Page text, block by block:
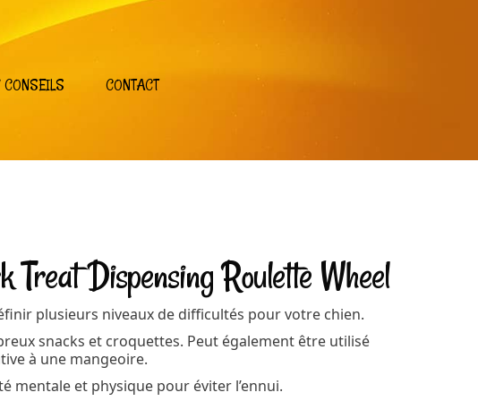
CONSEILS CONTACT
Dispensing Roulette Wheel
plusieurs niveaux de difficultés pour votre chien.
snacks et croquettes. Peut également être utilisé
à une mangeoire.
mentale et physique pour éviter l’ennui.